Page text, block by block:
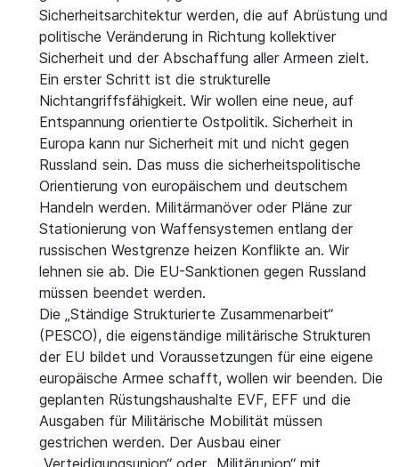
Sicherheitsarchitektur werden, die auf Abrüstung und
politische Veränderung in Richtung kollektiver
Sicherheit und der Abschaffung aller Armeen zielt.
Ein erster Schritt ist die strukturelle
Nichtangriffsfähigkeit. Wir wollen eine neue, auf
Entspannung orientierte Ostpolitik. Sicherheit in
Europa kann nur Sicherheit mit und nicht gegen
Russland sein. Das muss die sicherheitspolitische
Orientierung von europäischem und deutschem
Handeln werden. Militärmanöver oder Pläne zur
Stationierung von Waffensystemen entlang der
russischen Westgrenze heizen Konflikte an. Wir
lehnen sie ab. Die EU-Sanktionen gegen Russland
müssen beendet werden.
Die „Ständige Strukturierte Zusammenarbeit“
(PESCO), die eigenständige militärische Strukturen
der EU bildet und Voraussetzungen für eine eigene
europäische Armee schafft, wollen wir beenden. Die
geplanten Rüstungshaushalte EVF, EFF und die
Ausgaben für Militärische Mobilität müssen
gestrichen werden. Der Ausbau einer
„Verteidigungsunion“ oder „Militärunion“ mit